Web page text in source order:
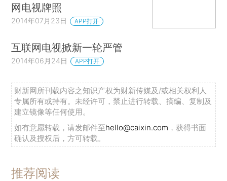
网电视牌照
2014年07月23日 APP打开
互联网电视掀新一轮严管
2014年06月24日 APP打开
财新网所刊载内容之知识产权为财新传媒及/或相关权利人
专属所有或持有。未经许可，禁止进行转载、摘编、复制及
建立镜像等任何使用。
如有意愿转载，请发邮件至hello@caixin.com ，获得书面
确认及授权后，方可转载。
推荐阅读